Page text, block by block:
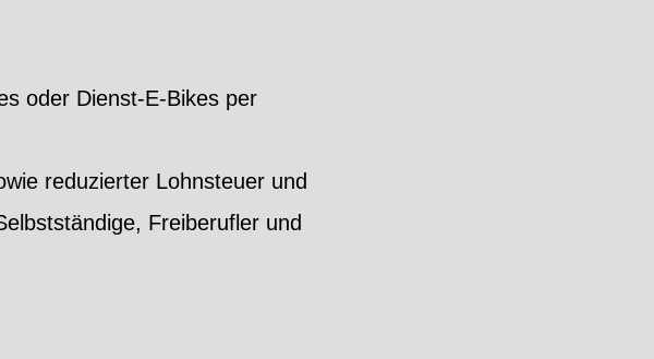
oder Dienst-E-Bikes per
reduzierter Lohnsteuer und
Freiberufler und